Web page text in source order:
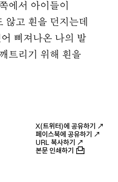
에서 아이들이
않고 흰을 던지는데
삐져나온 나의 발
트리기 위해 흰을
X(트위터)에 공유하기 ↗
페이스북에 공유하기 ↗
URL 복사하기 ↗
본문 인쇄하기